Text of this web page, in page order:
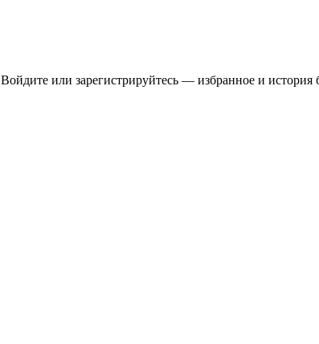
Войдите или зарегистрируйтесь — избранное и история